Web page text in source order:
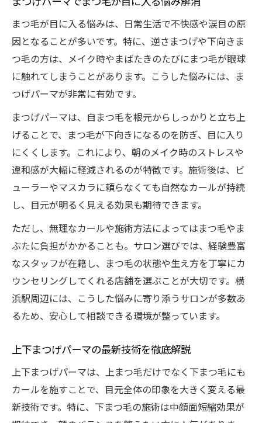
まつ毛が目に入る悩みは、日常生活で不快感や涙目の原
因となることが多いです。特に、逆さまつげや下向きま
つ毛の方は、メイク時やまばたきのたびにまつ毛が眼球
に触れてしまうことがあります。こうした悩みには、ま
つげパーマが非常に有効です。
まつげパーマは、自まつ毛を根元からしっかりと立ち上
げることで、まつ毛が下向きになるのを防ぎ、目に入り
にくくします。これにより、朝のメイク時のストレスや
違和感が大幅に軽減されるのが特徴です。施術後は、ビ
ューラーやマスカラに頼らなくても自然なカールが持続
し、目元が明るく見える効果も期待できます。
ただし、無理なカールや施術方法によってはまつ毛やま
ぶたに負担がかかることも。サロン選びでは、経験豊富
なスタッフが在籍し、まつ毛の状態や生え方を丁寧にカ
ウンセリングしてくれる店舗を選ぶことが大切です。横
浜駅周辺には、こうした悩みに寄り添うサロンが多数あ
るため、安心して相談できる環境が整っています。
上下まつげパーマの最新技術を徹底解説
上下まつげパーマは、上まつ毛だけでなく下まつ毛にも
カールを施すことで、目元全体の印象を大きく変える最
新技術です。特に、下まつ毛の施術は中顔面短縮効果が